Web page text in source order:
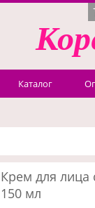
Каталог
Крем для лица
150 мл